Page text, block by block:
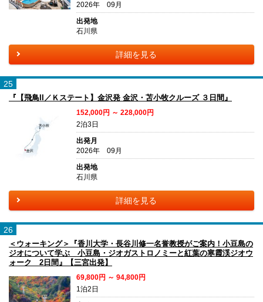
2026年 09月
出発地
石川県
詳細を見る
25
『【飛鳥II／Ｋステート】金沢発 金沢・苫小牧クルーズ ３日間』
152,000円 ～ 228,000円
2泊3日
出発月
2026年 09月
出発地
石川県
詳細を見る
26
＜ウォーキング＞『香川大学・長谷川修一名誉教授がご案内！小豆島の
ジオについて学ぶ 小豆島・ジオガストロノミーと紅葉の寒霞渓ジオウ
ォーク 2日間』【三宮出発】
69,800円 ～ 94,800円
1泊2日